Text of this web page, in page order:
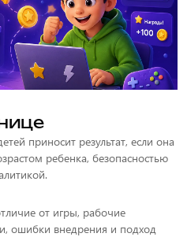
приносит результат, если она
ребенка, безопасностью
от игры, рабочие
ошибки внедрения и подход